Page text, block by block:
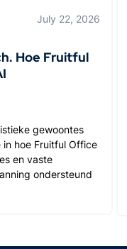
July 22, 2026
Hoe Fruitful
gewoontes
in hoe Fruitful Office
en vaste
ondersteund